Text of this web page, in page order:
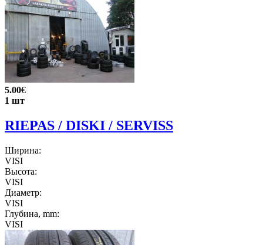
5.00€
1 шт
RIEPAS / DISKI / SERVISS
Ширина:
VISI
Высота:
VISI
Диаметр:
VISI
Глубина, mm:
VISI